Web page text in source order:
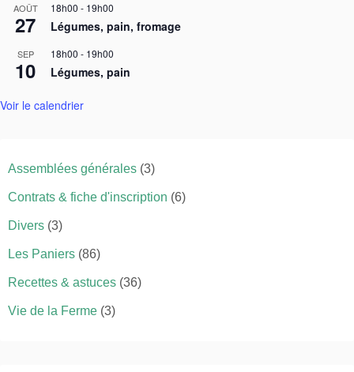
AOÛT
27
18h00 - 19h00
Légumes, pain, fromage
SEP
10
18h00 - 19h00
Légumes, pain
Voir le calendrier
Assemblées générales (3)
Contrats & fiche d'inscription (6)
Divers (3)
Les Paniers (86)
Recettes & astuces (36)
Vie de la Ferme (3)